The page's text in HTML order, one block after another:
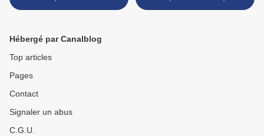
Crucial Anatomy
Edwards, Terry Day, Steve
Hébergé par Canalblog
Top articles
Pages
Contact
Signaler un abus
C.G.U.